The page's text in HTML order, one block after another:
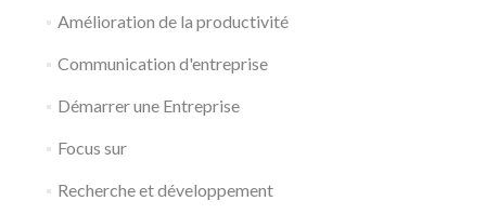
Amélioration de la productivité
Communication d'entreprise
Démarrer une Entreprise
Focus sur
Recherche et développement